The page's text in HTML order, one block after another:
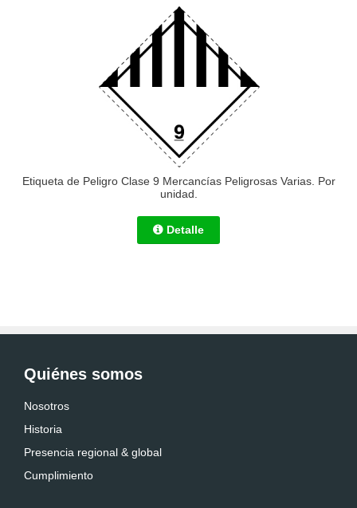
Etiqueta de Peligro Clase 9 Mercancías Peligrosas Varias. Por
unidad.
Detalle
Quiénes somos
Nosotros
Historia
Presencia regional & global
Cumplimiento